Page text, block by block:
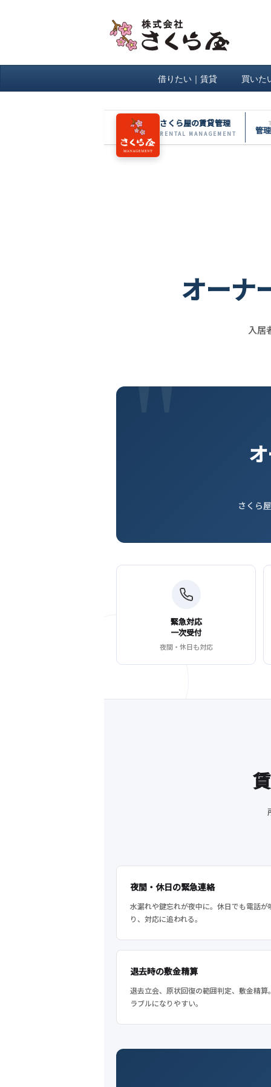
借りたい｜賃貸 買いた
さくら屋の賃貸管理
RENTAL MANAGEMENT 管
オーナ
入居
さくら
緊急対応
一次受付
夜間・休日も対応
夜間・休日の緊急連絡
水漏れや鍵忘れが夜中に。休日でも電話が
り、対応に追われる。
退去時の敷金精算
退去立会、原状回復の範囲判定、敷金精算
ラブルになりやすい。